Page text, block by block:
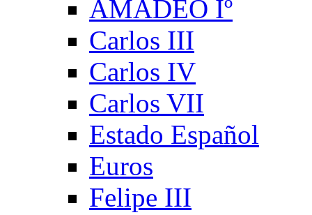
AMADEO Iº
Carlos III
Carlos IV
Carlos VII
Estado Español
Euros
Felipe III